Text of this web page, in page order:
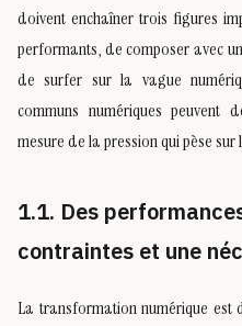
doivent enchaîner trois figures
performants, de composer avec
de surfer sur la vague
communs numériques peuvent
mesure de la pression qui pèse
1.1. Des
contraintes et une
La transformation numérique est